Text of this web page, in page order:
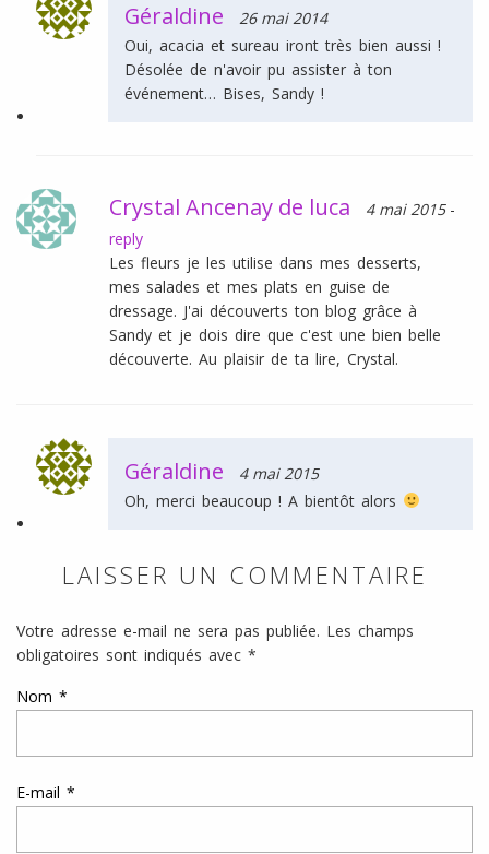
Géraldine
26 mai 2014
Oui, acacia et sureau iront très bien aussi !
Désolée de n'avoir pu assister à ton
événement… Bises, Sandy !
Crystal Ancenay de luca 4 mai 2015 -
reply
Les fleurs je les utilise dans mes desserts,
mes salades et mes plats en guise de
dressage. J'ai découverts ton blog grâce à
Sandy et je dois dire que c'est une bien belle
découverte. Au plaisir de ta lire, Crystal.
Géraldine
4 mai 2015
Oh, merci beaucoup ! A bientôt alors
LAISSER UN COMMENTAIRE
Votre adresse e-mail ne sera pas publiée. Les champs
obligatoires sont indiqués avec *
Nom *
E-mail *